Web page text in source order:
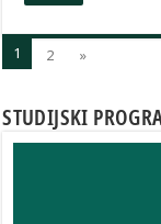
1 2 »
STUDIJSKI